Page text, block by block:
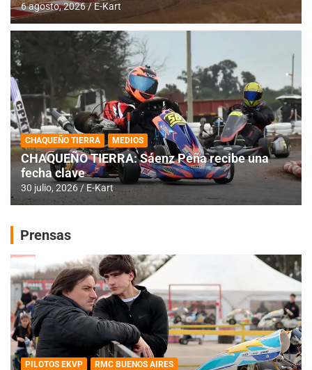
6 agosto, 2026 E-Kart
CHAQUEÑO TIERRA MEDIOS
CHAQUEÑO TIERRA: Sáenz Peña recibe una
fecha clave
30 julio, 2026 E-Kart
Prensas
PILOTOS EKVP RMC BUENOS AIRES